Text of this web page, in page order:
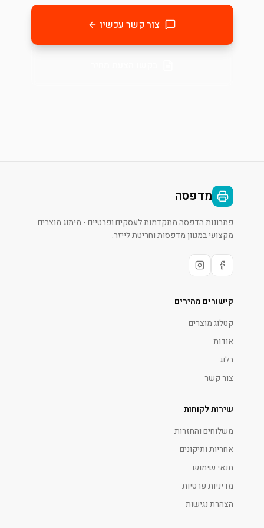
צור קשר עכשיו
מדפסה
פתרונות הדפסה מתקדמות לעסקים ופרטיים - מיתוג מוצרים
מקצועי במגוון מדפסות וחריטת לייזר.
קישורים מהירים
קטלוג מוצרים
אודות
בלוג
צור קשר
שירות לקוחות
משלוחים והחזרות
אחריות ותיקונים
תנאי שימוש
מדיניות פרטיות
הצהרת נגישות